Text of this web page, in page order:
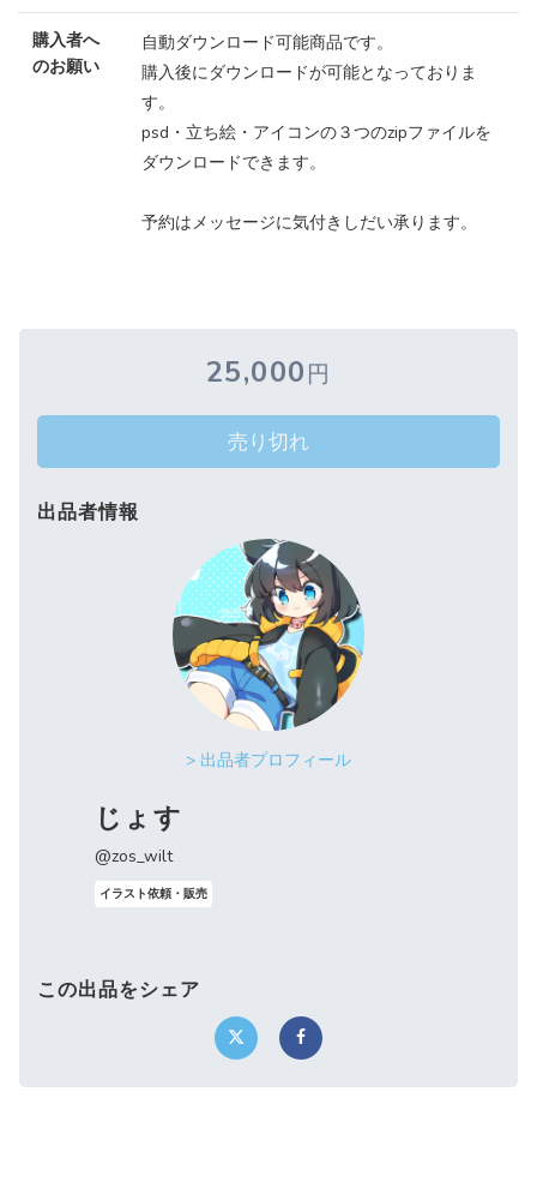
購入者へ
のお願い
自動ダウンロード可能商品です。
購入後にダウンロードが可能となっておりま
す。
psd・立ち絵・アイコンの３つのzipファイルを
ダウンロードできます。
予約はメッセージに気付きしだい承ります。
25,000円
売り切れ
出品者情報
> 出品者プロフィール
じょす
@zos_wilt
イラスト依頼・販売
この出品をシェア